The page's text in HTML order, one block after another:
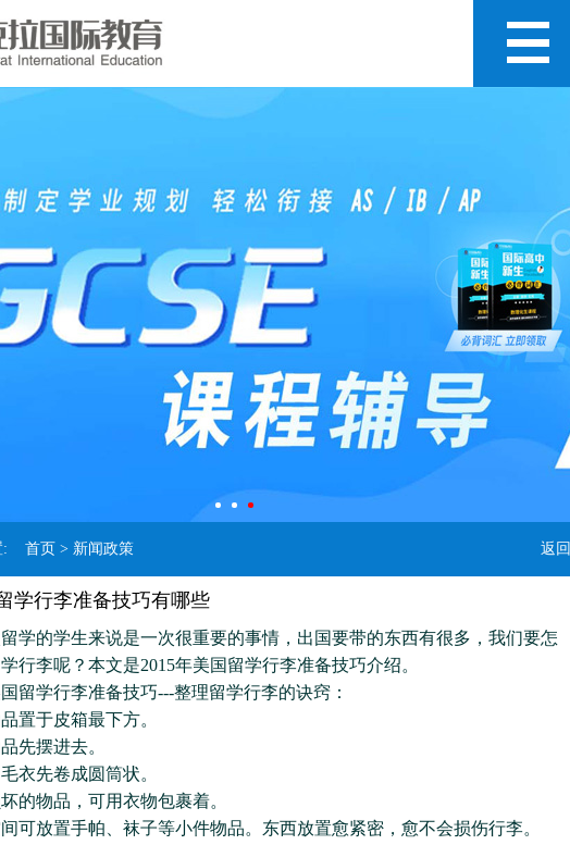
: 首页 > 新闻政策 返回
学行李准备技巧有哪些
的学生来说是一次很重要的事情，出国要带的东西有很多，我们要怎
行李呢？本文是2015年美国留学行李准备技巧介绍。
学行李准备技巧---整理留学行李的诀窍：
于皮箱最下方。
摆进去。
先卷成圆筒状。
物品，可用衣物包裹着。
放置手帕、袜子等小件物品。东西放置愈紧密，愈不会损伤行李。